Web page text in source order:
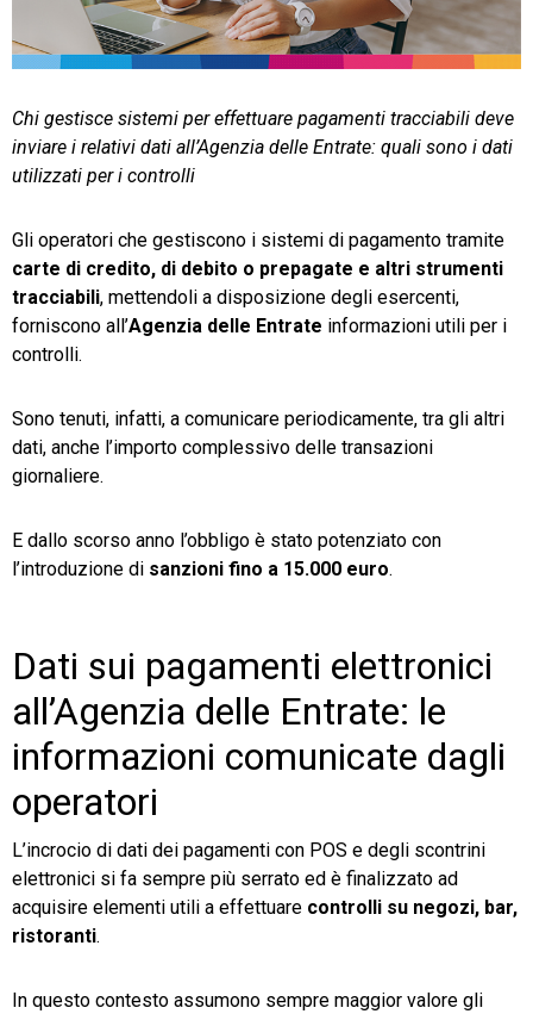
TeamSystem Store
Chi gestisce sistemi per effettuare pagamenti tracciabili deve
inviare i relativi dati all’Agenzia delle Entrate: quali sono i dati
utilizzati per i controlli
Gli operatori che gestiscono i sistemi di pagamento tramite
carte di credito, di debito o prepagate e altri strumenti
tracciabili, mettendoli a disposizione degli esercenti,
forniscono all’Agenzia delle Entrate informazioni utili per i
controlli.
Sono tenuti, infatti, a comunicare periodicamente, tra gli altri
dati, anche l’importo complessivo delle transazioni
giornaliere.
E dallo scorso anno l’obbligo è stato potenziato con
l’introduzione di sanzioni fino a 15.000 euro.
Dati sui pagamenti elettronici
all’Agenzia delle Entrate: le
informazioni comunicate dagli
operatori
L’incrocio di dati dei pagamenti con POS e degli scontrini
elettronici si fa sempre più serrato ed è finalizzato ad
acquisire elementi utili a effettuare controlli su negozi, bar,
ristoranti.
In questo contesto assumono sempre maggior valore gli